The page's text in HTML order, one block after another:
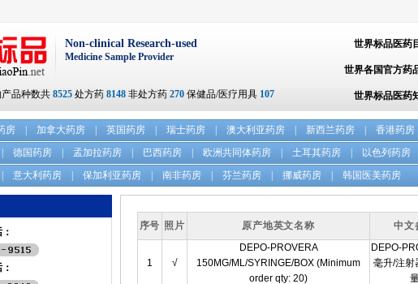
Non-clinical Research-used
Medicine Sample Provider
品种数共 8525 处方药 8148 非处方药 270 保健品/医疗用具 107
世界标品医药
世界各国官方药
世界标品医药
房 加拿大药房 英国药房 瑞士药房 澳大利亚药房 新西兰药房 香港药房
德国药房 孟加拉药房 巴西药房 欧洲共同体药房 土耳其药房 以色列药房
意大利药房 保加利亚药房 南非药房 芬兰药房 挪威药房 韩国医美药房
序号 照片 原产地英文名称 中文
1 √
DEPO-PROVERA
150MG/ML/SYRINGE/BOX (Minimum
order qty: 20)
DEPO-
毫升/注射